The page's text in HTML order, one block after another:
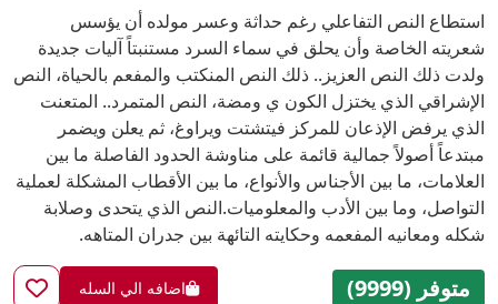
استطاع النص التفاعلي رغم حداثة وعسر مولده أن يؤسس
شعريته الخاصة وأن يحلق في سماء السرد مستنبتاً آليات جديدة
ولدت ذلك النص العزيز.. ذلك النص المنكتب والمفعم بالحياة، النص
الإشراقي الذي يختزل الكون ي ومضة، النص المتمرد.. المتعنت
الذي يرفض الإذعان للمركز فيتشتت ويراوغ، ثم يعلن ويضمر
مبتدعاً أصولاً جمالية قائمة على مناوشة الحدود الفاصلة ما بين
العلامات، ما بين الأجناس والأنواع، ما بين الأقطاب المشكلة لعملية
التواصل، وما بين الأدب والمعلوميات.النص الذي يتحدى وصلابة
شكله ومعانيه المفعمه وحكايته التائهة بين جدران المتاهه.
متوفر (9999) اضافه الي السله